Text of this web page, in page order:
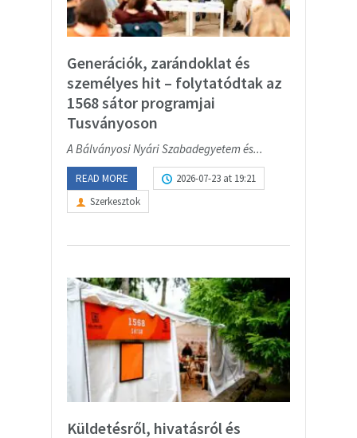
Generációk, zarándoklat és
személyes hit – folytatódtak az
1568 sátor programjai
Tusványoson
A Bálványosi Nyári Szabadegyetem és...
READ MORE
2026-07-23 at 19:21
Szerkesztok
Küldetésről, hivatásról és